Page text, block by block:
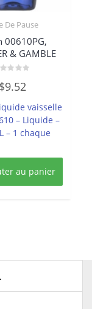
De Pause
00610PG,
& GAMBLE
$9.52
vaisselle
– Liquide –
– 1 chaque
au panier